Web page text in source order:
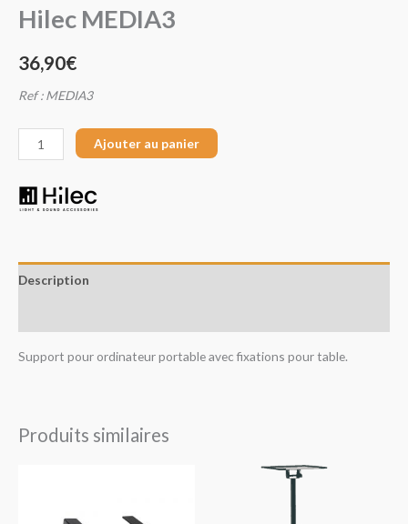
Hilec MEDIA3
36,90€
Ref : MEDIA3
Ajouter au panier
Description
Support pour ordinateur portable avec fixations pour table.
Produits similaires